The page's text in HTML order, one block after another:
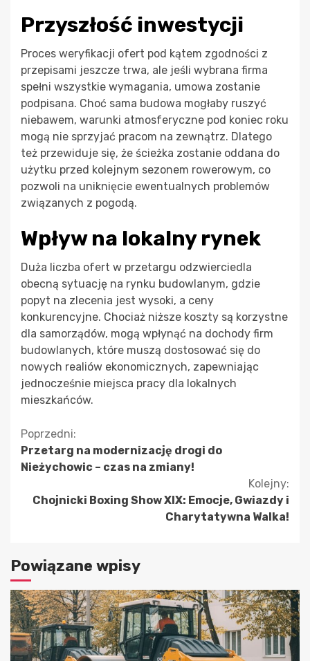
Przyszłość inwestycji
Proces weryfikacji ofert pod kątem zgodności z
przepisami jeszcze trwa, ale jeśli wybrana firma
spełni wszystkie wymagania, umowa zostanie
podpisana. Choć sama budowa mogłaby ruszyć
niebawem, warunki atmosferyczne pod koniec roku
mogą nie sprzyjać pracom na zewnątrz. Dlatego
też przewiduje się, że ścieżka zostanie oddana do
użytku przed kolejnym sezonem rowerowym, co
pozwoli na uniknięcie ewentualnych problemów
związanych z pogodą.
Wpływ na lokalny rynek
Duża liczba ofert w przetargu odzwierciedla
obecną sytuację na rynku budowlanym, gdzie
popyt na zlecenia jest wysoki, a ceny
konkurencyjne. Chociaż niższe koszty są korzystne
dla samorządów, mogą wpłynąć na dochody firm
budowlanych, które muszą dostosować się do
nowych realiów ekonomicznych, zapewniając
jednocześnie miejsca pracy dla lokalnych
mieszkańców.
Kontynuuj
czytanie
Poprzedni:
Przetarg na modernizację drogi do
Nieżychowic – czas na zmiany!
Kolejny:
Chojnicki Boxing Show XIX: Emocje, Gwiazdy i
Charytatywna Walka!
Powiązane wpisy